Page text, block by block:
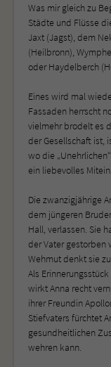
Was mir gleich zu
Städte und Flüsse
Jaxt (Jagst), dem
(Heilbronn),
oder Haydelberch
Eines wird mal
Fassaden herrscht
vielmehr brodelt es
der Gesellschaft ist,
wo die
ein liebevolles
Die zwanzigjährige
dem jüngeren
Hall, verlassen. Sie
der Vater gestorben
Wehmut denkt sie
Als
wirkt Anna recht
ihrer Freundin
Stiefvaters fürchtet
gesundheitlichen
wehren kann.